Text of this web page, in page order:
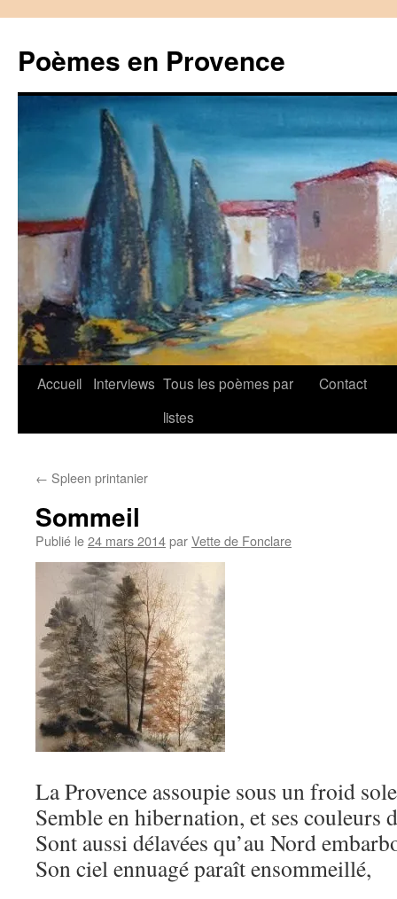
contenu
Poèmes en Provence
Accueil Interviews Tous les poèmes par
listes
Contact
← Spleen printanier
Sommeil
Publié le24 mars 2014parVette de Fonclare
La Provence assoupie sous un froid
Semble en hibernation, et ses couleurs
Sont aussi délavées qu’au Nord
Son ciel ennuagé paraît ensommeillé,